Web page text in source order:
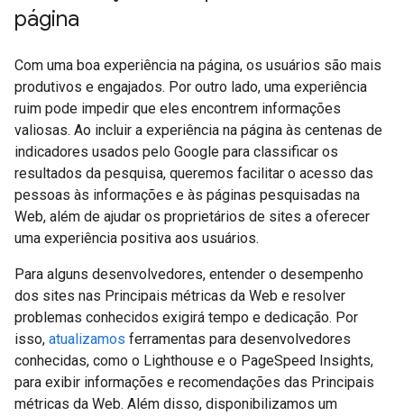
página
Com uma boa experiência na página, os usuários são mais
produtivos e engajados. Por outro lado, uma experiência
ruim pode impedir que eles encontrem informações
valiosas. Ao incluir a experiência na página às centenas de
indicadores usados pelo Google para classificar os
resultados da pesquisa, queremos facilitar o acesso das
pessoas às informações e às páginas pesquisadas na
Web, além de ajudar os proprietários de sites a oferecer
uma experiência positiva aos usuários.
Para alguns desenvolvedores, entender o desempenho
dos sites nas Principais métricas da Web e resolver
problemas conhecidos exigirá tempo e dedicação. Por
isso, atualizamos ferramentas para desenvolvedores
conhecidas, como o Lighthouse e o PageSpeed Insights,
para exibir informações e recomendações das Principais
métricas da Web. Além disso, disponibilizamos um